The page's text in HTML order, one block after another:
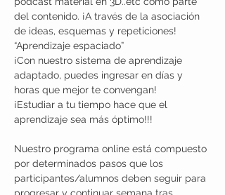
del contenido. ¡A través de la asociación
de ideas, esquemas y repeticiones!
“Aprendizaje espaciado”
¡Con nuestro sistema de aprendizaje
adaptado, puedes ingresar en días y
horas que mejor te convengan!
¡Estudiar a tu tiempo hace que el
aprendizaje sea más óptimo!!!
Nuestro programa online está compuesto
por determinados pasos que los
participantes/alumnos deben seguir para